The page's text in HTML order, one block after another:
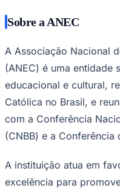
Sobre a ANEC
A Associação Nacional
(ANEC) é uma entidade
educacional e cultural,
Católica no Brasil, e
com a Conferência
(CNBB) e a Conferência
A instituição atua em
excelência para